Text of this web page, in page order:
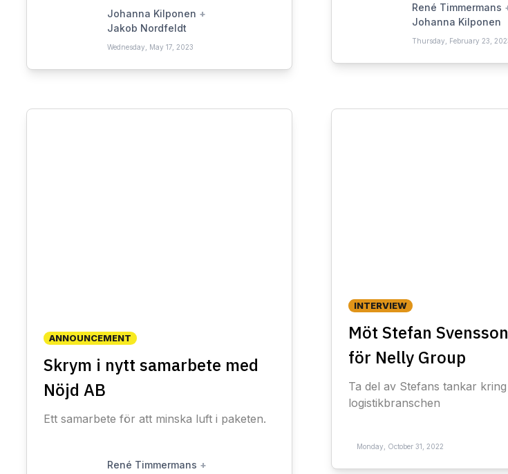
Johanna Kilponen +
Jakob Nordfeldt
Wednesday, May 17, 2023
René Timmermans
Johanna Kilponen
Thursday, February 23,
ANNOUNCEMENT
Skrym i nytt samarbete med
Nöjd AB
Ett samarbete för att minska luft i paketen.
René Timmermans +
INTERVIEW
Möt Stefan
för Nelly Group
Ta del av Stefans tankar kring
logistikbranschen
Monday, October 31, 2022